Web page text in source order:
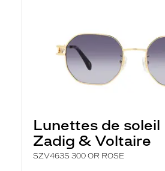
Lunettes de soleil
Zadig & Voltaire
SZV463S 300 OR ROSE